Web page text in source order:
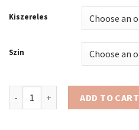
Kiszereles
Szin
ADD TO CART